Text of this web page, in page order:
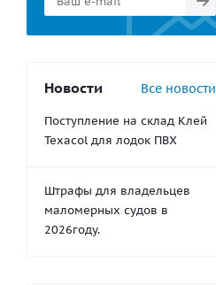
Новости Все новости
Поступление на склад Клей
Texacol для лодок ПВХ
Штрафы для владельцев
маломерных судов в
2026году.